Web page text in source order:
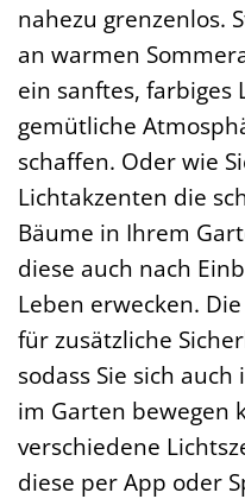
nahezu grenzenlos.
an warmen
ein sanftes, farbiges
gemütliche
schaffen. Oder wie
Lichtakzenten die
Bäume in Ihrem
diese auch nach
Leben erwecken.
für zusätzliche
sodass Sie sich
im Garten bewegen
verschiedene
diese per App oder